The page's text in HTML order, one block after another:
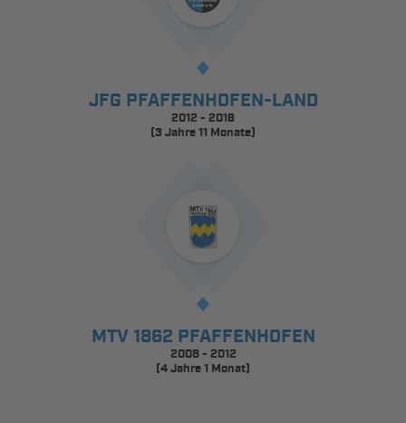
JFG PFAFFENHOFEN-LAND
2012 - 2016
(3 Jahre 11 Monate)
MTV 1862 PFAFFENHOFEN
2008 - 2012
(4 Jahre 1 Monat)